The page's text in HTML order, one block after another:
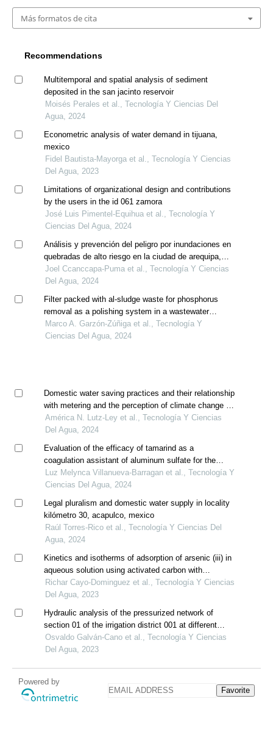
Más formatos de cita
Recommendations
Multitemporal and spatial analysis of sediment
deposited in the san jacinto reservoir
Moisés Perales et al., Tecnología Y Ciencias Del
Agua, 2024
Econometric analysis of water demand in tijuana,
mexico
Fidel Bautista-Mayorga et al., Tecnología Y Ciencias
Del Agua, 2023
Limitations of organizational design and contributions
by the users in the id 061 zamora
José Luis Pimentel-Equihua et al., Tecnología Y
Ciencias Del Agua, 2024
Análisis y prevención del peligro por inundaciones en
quebradas de alto riesgo en la ciudad de arequipa,
perú
Joel Ccanccapa-Puma et al., Tecnología Y Ciencias
Del Agua, 2024
Filter packed with al-sludge waste for phosphorus
removal as a polishing system in a wastewater
treatment plant
Marco A. Garzón-Zúñiga et al., Tecnología Y
Ciencias Del Agua, 2024
Domestic water saving practices and their relationship
with metering and the perception of climate change in
mexican households
América N. Lutz-Ley et al., Tecnología Y Ciencias
Del Agua, 2024
Evaluation of the efficacy of tamarind as a
coagulation assistant of aluminum sulfate for the
removal of turbidity in water for human consumption
Luz Melynca Villanueva-Barragan et al., Tecnología Y
Ciencias Del Agua, 2024
Legal pluralism and domestic water supply in locality
kilómetro 30, acapulco, mexico
Raúl Torres-Rico et al., Tecnología Y Ciencias Del
Agua, 2024
Kinetics and isotherms of adsorption of arsenic (iii) in
aqueous solution using activated carbon with
nanoporous structure obtained from organic sewage
sludge
Richar Cayo-Dominguez et al., Tecnología Y Ciencias
Del Agua, 2023
Hydraulic analysis of the pressurized network of
section 01 of the irrigation district 001 at different
operation scenarios
Osvaldo Galván-Cano et al., Tecnología Y Ciencias
Del Agua, 2023
Powered by
Favorite